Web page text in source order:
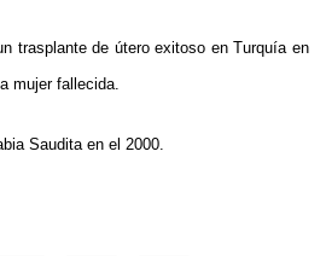
trasplante de útero exitoso en Turquía en
mujer fallecida.
Saudita en el 2000.